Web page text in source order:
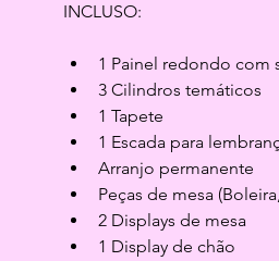
INCLUSO:
1 Painel redondo
3 Cilindros temáticos
1 Tapete
1 Escada para
Arranjo permanente
Peças de mesa
2 Displays de mesa
1 Display de chão